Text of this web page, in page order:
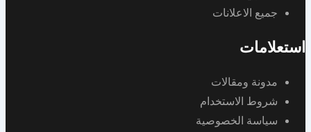
جميع الاعلانات
استعلامات
مدونة ومقالات
شروط الاستخدام
سياسة الخصوصية